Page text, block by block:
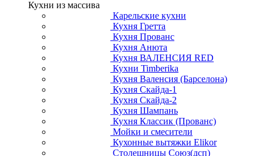
Кухни из массива
Карельские кухни
Кухня Гретта
Кухня Прованс
Кухня Анюта
Кухня ВАЛЕНСИЯ RED
Кухни Timberika
Кухня Валенсия (Барселона)
Кухня Скайда-1
Кухня Скайда-2
Кухня Шампань
Кухня Классик (Прованс)
Мойки и смесители
Кухонные вытяжки Elikor
Столешницы Союз(дсп)